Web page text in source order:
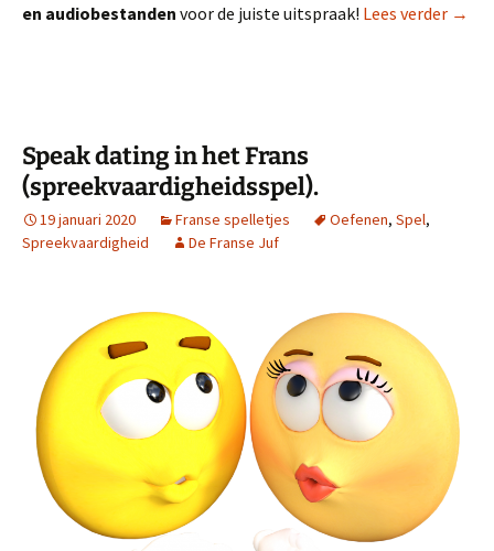
en audiobestanden voor de juiste uitspraak! Lees verder →
Speak dating in het Frans
(spreekvaardigheidsspel).
19 januari 2020 Franse spelletjes Oefenen, Spel,
Spreekvaardigheid
De Franse Juf